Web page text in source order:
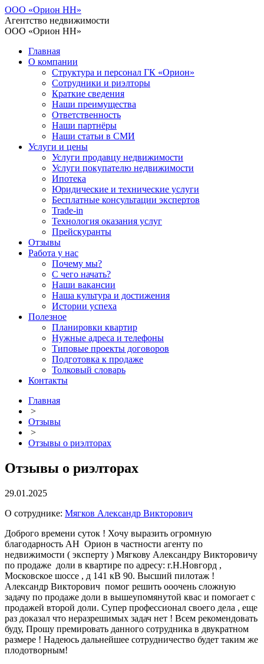
ООО «Орион НН»
Агентство недвижимости
ООО «Орион НН»
Главная
О компании
Структура и персонал ГК «Орион»
Сотрудники и риэлторы
Краткие сведения
Наши преимущества
Ответственность
Наши партнёры
Наши статьи в СМИ
Услуги и цены
Услуги продавцу недвижимости
Услуги покупателю недвижимости
Ипотека
Юридические и технические услуги
Бесплатные консультации экспертов
Trade-in
Технология оказания услуг
Прейскуранты
Отзывы
Работа у нас
Почему мы?
С чего начать?
Наши вакансии
Наша культура и достижения
Истории успеха
Полезное
Планировки квартир
Нужные адреса и телефоны
Типовые проекты договоров
Подготовка к продаже
Толковый словарь
Контакты
Главная
>
Отзывы
>
Отзывы о риэлторах
Отзывы о риэлторах
29.01.2025
О сотруднике: Мягков Александр Викторович
Доброго времени суток ! Хочу выразить огромную
благодарность АН Орион в частности агенту по
недвижимости ( эксперту ) Мягкову Александру Викторовичу
по продаже доли в квартире по адресу: г.Н.Новгорд ,
Московское шоссе , д 141 кВ 90. Высший пилотаж !
Александр Викторович помог решить ооочень сложную
задачу по продаже доли в вышеупомянутой квас и помогает с
продажей второй доли. Супер профессионал своего дела , еще
раз доказал что неразрешимых задач нет ! Всем рекомендовать
буду, Прошу премировать данного сотрудника в двукратном
размере ! Надеюсь дальнейшее сотрудничество будет таким же
плодотворным!